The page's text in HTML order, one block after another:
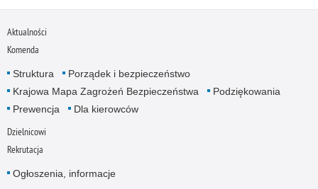
Aktualności
Komenda
Struktura
Porządek i bezpieczeństwo
Krajowa Mapa Zagrożeń Bezpieczeństwa
Podziękowania
Prewencja
Dla kierowców
Dzielnicowi
Rekrutacja
Ogłoszenia, informacje